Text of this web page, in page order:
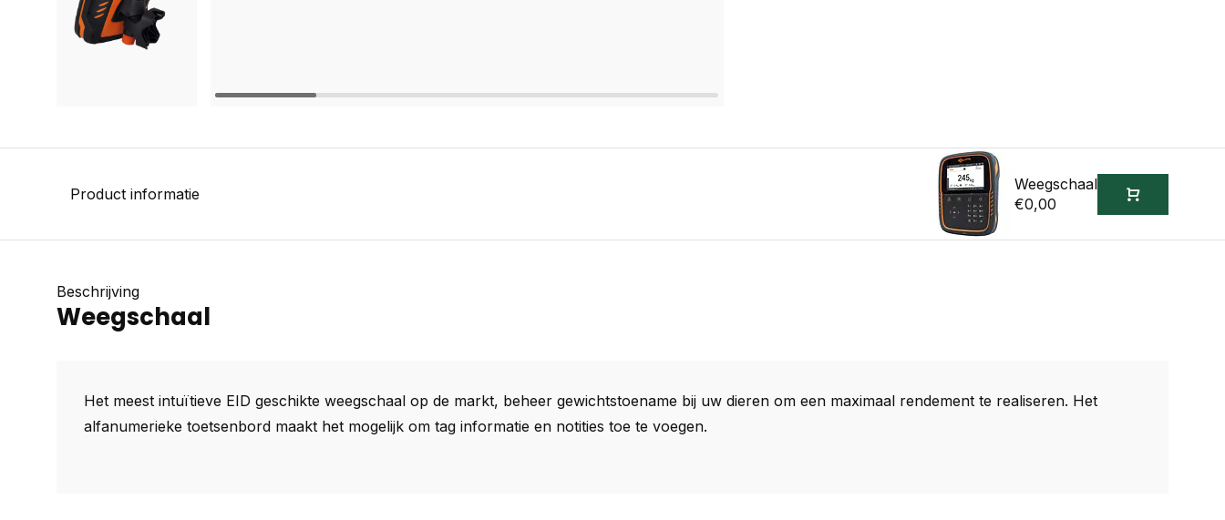
Product informatie
Weegschaal
€0,00
Beschrijving
Weegschaal
Het meest intuïtieve EID geschikte weegschaal op de markt, beheer gewichtstoename bij uw dieren om een maximaal rendement te realiseren. Het
alfanumerieke toetsenbord maakt het mogelijk om tag informatie en notities toe te voegen.